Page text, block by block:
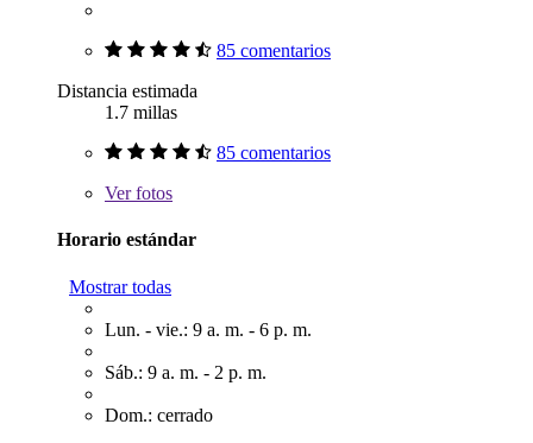
85 comentarios
Distancia estimada
1.7 millas
85 comentarios
Verfotos
Horario estándar
Mostrar todas
Lun. - vie.: 9 a. m. - 6 p. m.
Sáb.: 9 a. m. - 2 p. m.
Dom.: cerrado